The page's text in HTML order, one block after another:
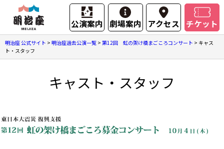
公演案内 劇場案内 アクセス チケット
明治座 公式サイト > 明治座過去公演一覧 > 第12回 虹の架け橋まごころコンサート > キャス
ト・スタッフ
キャスト・スタッフ